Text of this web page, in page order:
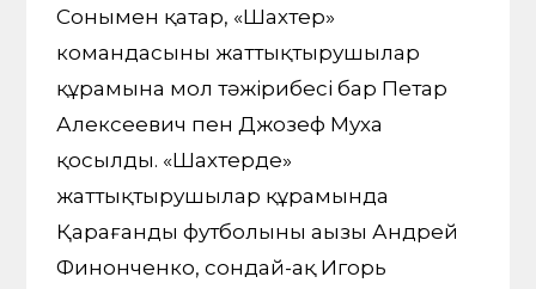
Сонымен қатар, «Шахтер»
командасының жаттықтырушылар
құрамына мол тәжірибесі бар Петар
Алексеевич пен Джозеф Муха
қосылды. «Шахтерде»
жаттықтырушылар құрамында
Қарағанды футболының аңызы Андрей
Финонченко, сондай-ақ Игорь